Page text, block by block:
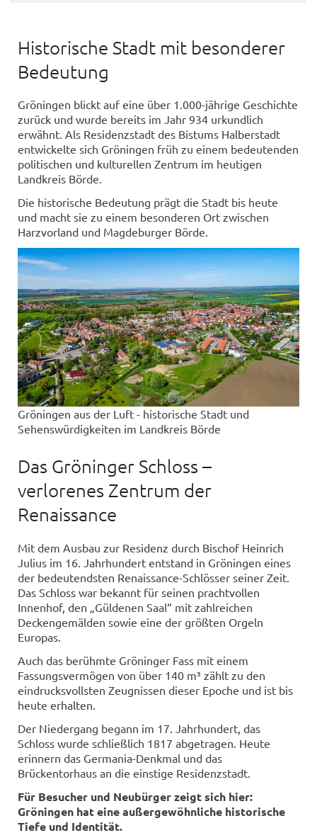
Historische Stadt mit besonderer
Bedeutung
Gröningen blickt auf eine über 1.000-jährige Geschichte
zurück und wurde bereits im Jahr 934 urkundlich
erwähnt. Als Residenzstadt des Bistums Halberstadt
entwickelte sich Gröningen früh zu einem bedeutenden
politischen und kulturellen Zentrum im heutigen
Landkreis Börde.
Die historische Bedeutung prägt die Stadt bis heute
und macht sie zu einem besonderen Ort zwischen
Harzvorland und Magdeburger Börde.
Gröningen aus der Luft - historische Stadt und
Sehenswürdigkeiten im Landkreis Börde
Das Gröninger Schloss –
verlorenes Zentrum der
Renaissance
Mit dem Ausbau zur Residenz durch Bischof Heinrich
Julius im 16. Jahrhundert entstand in Gröningen eines
der bedeutendsten Renaissance-Schlösser seiner Zeit.
Das Schloss war bekannt für seinen prachtvollen
Innenhof, den „Güldenen Saal“ mit zahlreichen
Deckengemälden sowie eine der größten Orgeln
Europas.
Auch das berühmte Gröninger Fass mit einem
Fassungsvermögen von über 140 m³ zählt zu den
eindrucksvollsten Zeugnissen dieser Epoche und ist bis
heute erhalten.
Der Niedergang begann im 17. Jahrhundert, das
Schloss wurde schließlich 1817 abgetragen. Heute
erinnern das Germania-Denkmal und das
Brückentorhaus an die einstige Residenzstadt.
Für Besucher und Neubürger zeigt sich hier:
Gröningen hat eine außergewöhnliche historische
Tiefe und Identität.